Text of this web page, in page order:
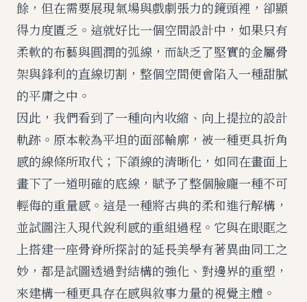
餘，但在需要展現氣場與戲劇張力的鏡頭裡，卻顯
得力度匱乏。這就好比一個空間設計中，如果只有
柔軟的布藝與圓潤的弧線，而缺乏了堅實的金屬骨
架與鋒利的直線切割，整個空間便會陷入一種甜膩
的平庸之中。
因此，我們看到了一種向內收縮、向上提拉的設計
軌跡。原本較為平坦的面部輪廓，被一種更具折角
感的線條所取代；下頜線的清晰化，如同在畫面上
畫下了一道明確的底線，賦予了整個臉龐一種不可
輕侮的重量感。這是一種將古典的柔和進行解構，
並試圖注入現代銳利感的重組過程。它與在眼眶之
上搭建一座骨脊所探討的延長美學有著異曲同工之
妙，都是試圖透過對結構的強化、對邊界的重塑，
來建構一種更具存在感與敘事力量的視覺主體。